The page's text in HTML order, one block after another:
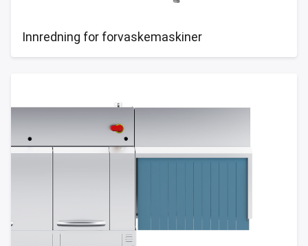
Innredning for forvaskemaskiner